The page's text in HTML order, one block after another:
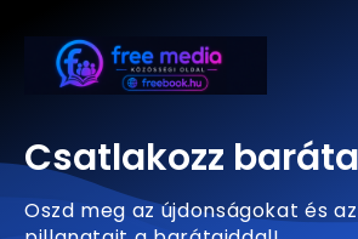
Csatlakozz
Oszd meg az újdonságokat és